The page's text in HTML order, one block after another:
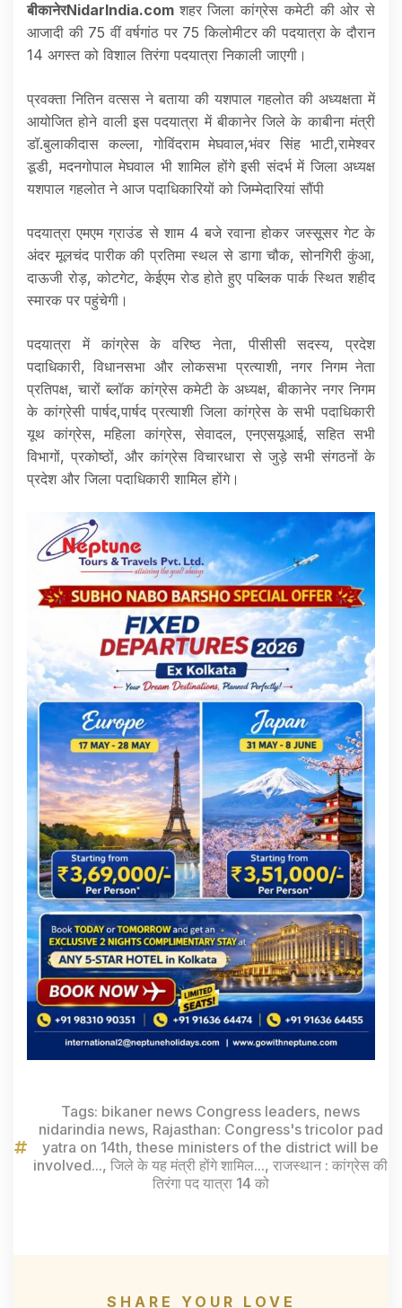
बीकानेरNidarIndia.com शहर जिला कांग्रेस कमेटी की ओर से
आजादी की 75 वीं वर्षगांठ पर 75 किलोमीटर की पदयात्रा के दौरान
14 अगस्त को विशाल तिरंगा पदयात्रा निकाली जाएगी।
प्रवक्ता नितिन वत्सस ने बताया की यशपाल गहलोत की अध्यक्षता में
आयोजित होने वाली इस पदयात्रा में बीकानेर जिले के काबीना मंत्री
डॉ.बुलाकीदास कल्ला, गोविंदराम मेघवाल,भंवर सिंह भाटी,रामेश्वर
डूडी, मदनगोपाल मेघवाल भी शामिल होंगे इसी संदर्भ में जिला अध्यक्ष
यशपाल गहलोत ने आज पदाधिकारियों को जिम्मेदारियां सौंपी
पदयात्रा एमएम ग्राउंड से शाम 4 बजे रवाना होकर जस्सूसर गेट के
अंदर मूलचंद पारीक की प्रतिमा स्थल से डागा चौक, सोनगिरी कुंआ,
दाऊजी रोड़, कोटगेट, केईएम रोड होते हुए पब्लिक पार्क स्थित शहीद
स्मारक पर पहुंचेगी।
पदयात्रा में कांग्रेस के वरिष्ठ नेता, पीसीसी सदस्य, प्रदेश
पदाधिकारी, विधानसभा और लोकसभा प्रत्याशी, नगर निगम नेता
प्रतिपक्ष, चारों ब्लॉक कांग्रेस कमेटी के अध्यक्ष, बीकानेर नगर निगम
के कांग्रेसी पार्षद,पार्षद प्रत्याशी जिला कांग्रेस के सभी पदाधिकारी
यूथ कांग्रेस, महिला कांग्रेस, सेवादल, एनएसयूआई, सहित सभी
विभागों, प्रकोष्ठों, और कांग्रेस विचारधारा से जुड़े सभी संगठनों के
प्रदेश और जिला पदाधिकारी शामिल होंगे।
Tags: bikaner news Congress leaders, news
nidarindia news, Rajasthan: Congress's tricolor pad
yatra on 14th,these ministers of the district will be
involved..., जिले के यह मंत्री होंगे शामिल..., राजस्थान : कांग्रेस की
तिरंगा पद यात्रा 14 को
SHARE YOUR LOVE